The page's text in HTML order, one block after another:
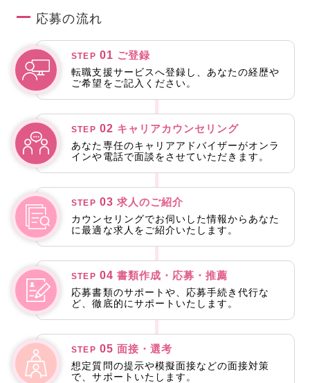
応募の流れ
STEP 01 ご登録
転職支援サービスへ登録し、あなたの経歴や
ご希望をご記入ください。
STEP 02 キャリアカウンセリング
あなた専任のキャリアアドバイザーがオンラ
インや電話で面談をさせていただきます。
STEP 03 求人のご紹介
カウンセリングでお伺いした情報からあなた
に最適な求人をご紹介いたします。
STEP 04 書類作成・応募・推薦
応募書類のサポートや、応募手続き代行な
ど、徹底的にサポートいたします。
STEP 05 面接・選考
想定質問の提示や模擬面接などの面接対策
で、サポートいたします。